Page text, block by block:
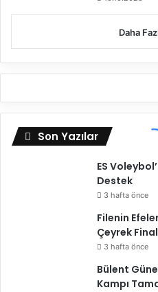
Daha
Son Yazılar
ES
Destek
3 hafta önce
Filenin
Çeyrek
3 hafta önce
Bülent
Kampı